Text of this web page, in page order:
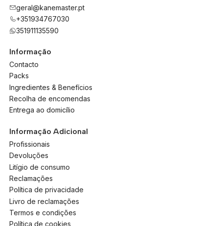
geral@kanemaster.pt
+351934767030
351911135590
Informação
Contacto
Packs
Ingredientes & Benefícios
Recolha de encomendas
Entrega ao domicílio
Informação Adicional
Profissionais
Devoluções
Litígio de consumo
Reclamações
Política de privacidade
Livro de reclamações
Termos e condições
Política de cookies